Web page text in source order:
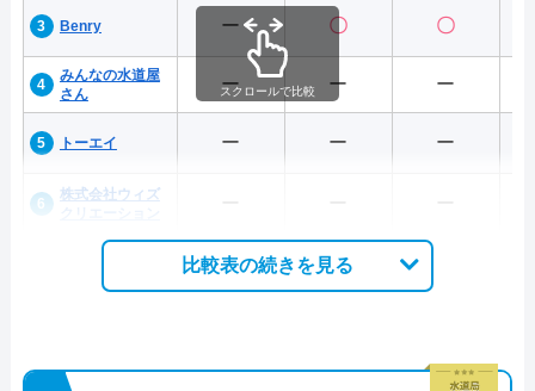
Benry ー 〇 〇
みんなの水道屋
さん
ー ー ー
トーエイ ー ー ー
株式会社ウィズ
スクロールで比較
比較表の続きを見る